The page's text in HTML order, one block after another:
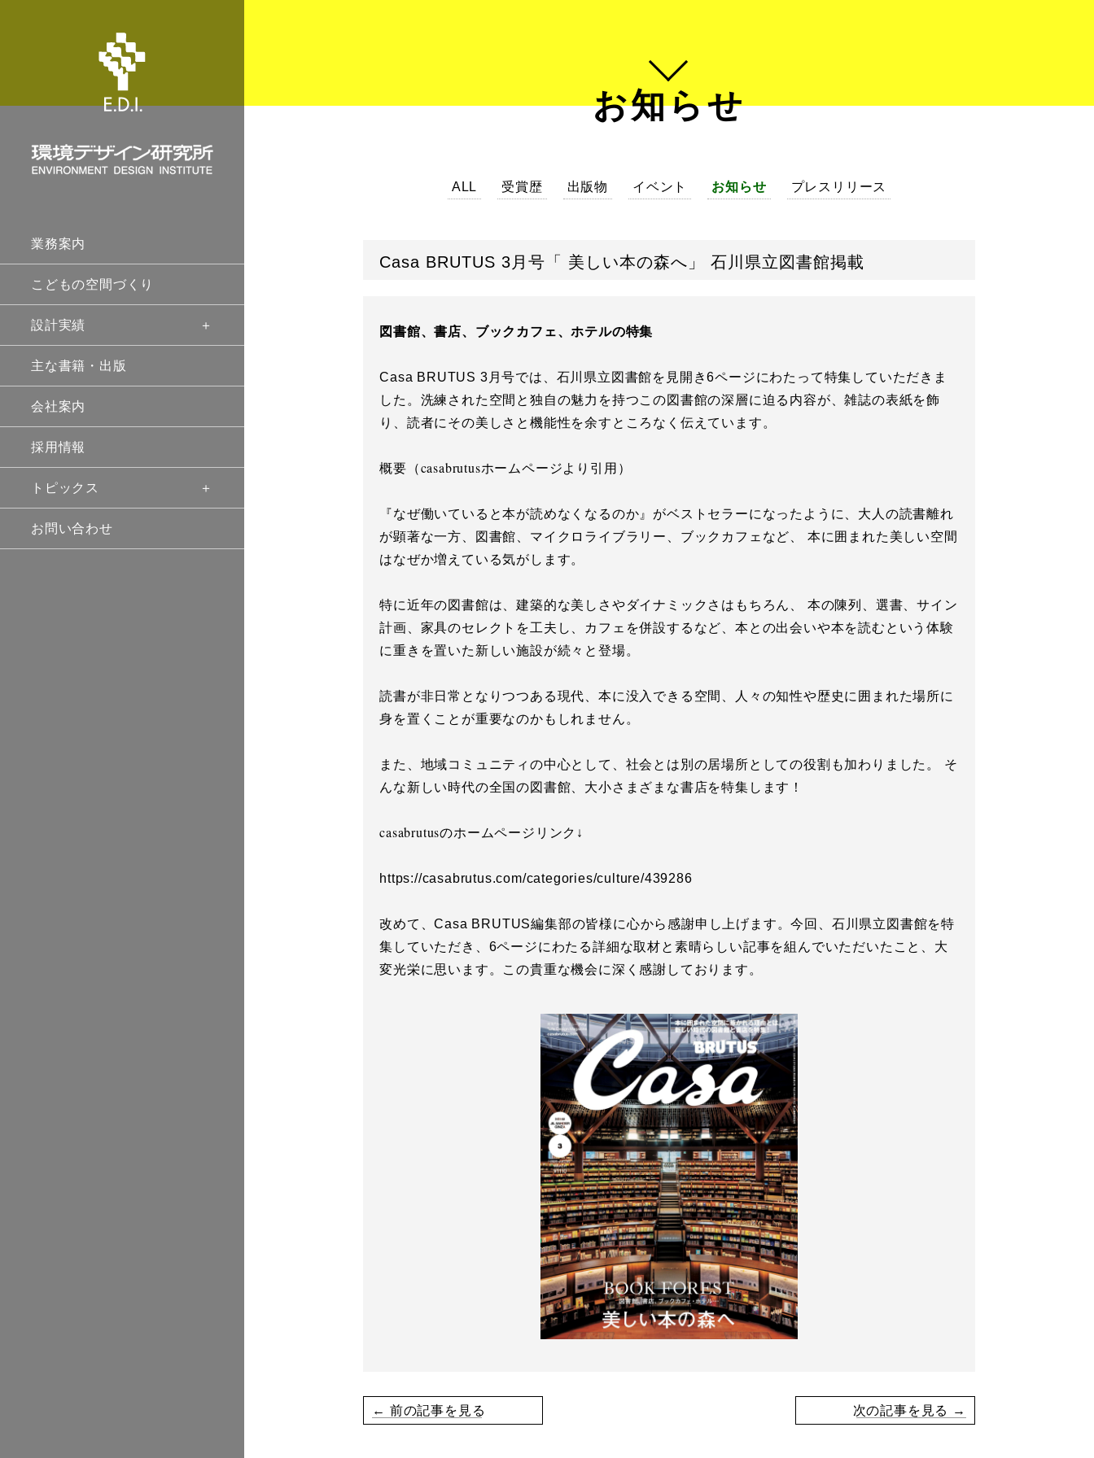
業務案内
こどもの空間づくり
設計実績
主な書籍・出版
会社案内
採用情報
トピックス
お問い合わせ
お知らせ
ALL 受賞歴 出版物 イベント お知らせ プレスリリース
Casa BRUTUS 3月号「 美しい本の森へ」 石川県立図書館掲載
図書館、書店、ブックカフェ、ホテルの特集
Casa BRUTUS 3月号では、石川県立図書館を見開き6ページにわたって特集していただきま
した。洗練された空間と独自の魅力を持つこの図書館の深層に迫る内容が、雑誌の表紙を飾
り、読者にその美しさと機能性を余すところなく伝えています。
概要（casabrutusホームページより引用）
『なぜ働いていると本が読めなくなるのか』がベストセラーになったように、大人の読書離れ
が顕著な一方、図書館、マイクロライブラリー、ブックカフェなど、 本に囲まれた美しい空間
はなぜか増えている気がします。
特に近年の図書館は、建築的な美しさやダイナミックさはもちろん、 本の陳列、選書、サイン
計画、家具のセレクトを工夫し、カフェを併設するなど、本との出会いや本を読むという体験
に重きを置いた新しい施設が続々と登場。
読書が非日常となりつつある現代、本に没入できる空間、人々の知性や歴史に囲まれた場所に
身を置くことが重要なのかもしれません。
また、地域コミュニティの中心として、社会とは別の居場所としての役割も加わりました。 そ
んな新しい時代の全国の図書館、大小さまざまな書店を特集します！
casabrutusのホームページリンク↓
https://casabrutus.com/categories/culture/439286
改めて、Casa BRUTUS編集部の皆様に心から感謝申し上げます。今回、石川県立図書館を特
集していただき、6ページにわたる詳細な取材と素晴らしい記事を組んでいただいたこと、大
変光栄に思います。この貴重な機会に深く感謝しております。
← 前の記事を見る 次の記事を見る →